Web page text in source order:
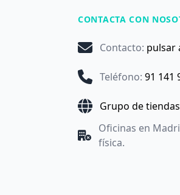
CONTACTA CON
Contacto: pulsar
Teléfono: 91 141
Grupo de
Oficinas en
física.